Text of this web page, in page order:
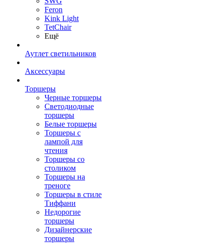
Feron
Kink Light
TetСhair
Ещё
Аутлет светильников
Аксессуары
Торшеры
Черные торшеры
Светодиодные
торшеры
Белые торшеры
Торшеры с
лампой для
чтения
Торшеры со
столиком
Торшеры на
треноге
Торшеры в стиле
Тиффани
Недорогие
торшеры
Дизайнерские
торшеры